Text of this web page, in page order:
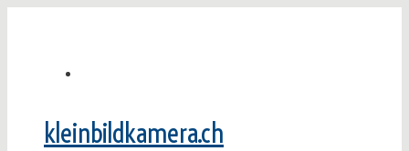
kleinbildkamera.ch